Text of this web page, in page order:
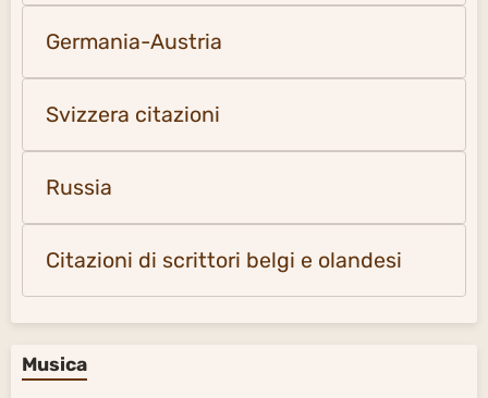
Germania-Austria
Svizzera citazioni
Russia
Citazioni di scrittori belgi e olandesi
Musica